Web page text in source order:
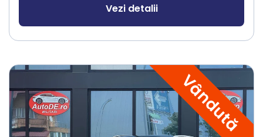
Vezi detalii
Vândută